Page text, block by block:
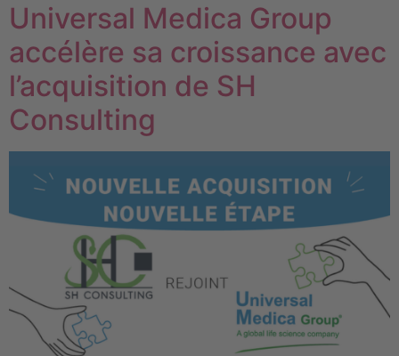
Universal Medica Group
accélère sa croissance avec
l’acquisition de SH
Consulting